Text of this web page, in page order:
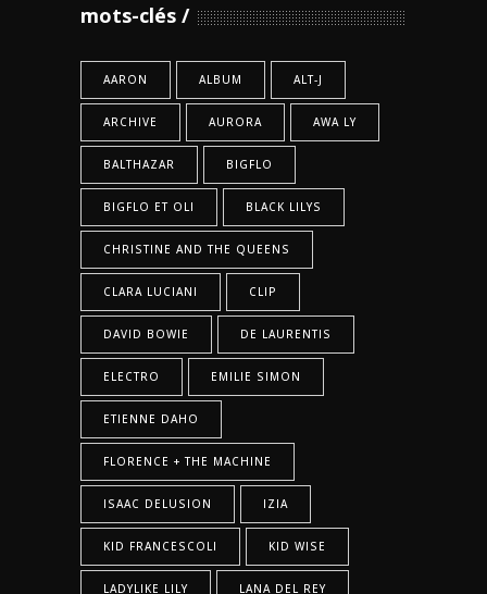
mots-clés
AARON ALBUM ALT-J
ARCHIVE AURORA AWA LY
BALTHAZAR BIGFLO
BIGFLO ET OLI BLACK LILYS
CHRISTINE AND THE QUEENS
CLARA LUCIANI CLIP
DAVID BOWIE DE LAURENTIS
ELECTRO EMILIE SIMON
ETIENNE DAHO
FLORENCE + THE MACHINE
ISAAC DELUSION IZIA
KID FRANCESCOLI KID WISE
LADYLIKE LILY LANA DEL REY